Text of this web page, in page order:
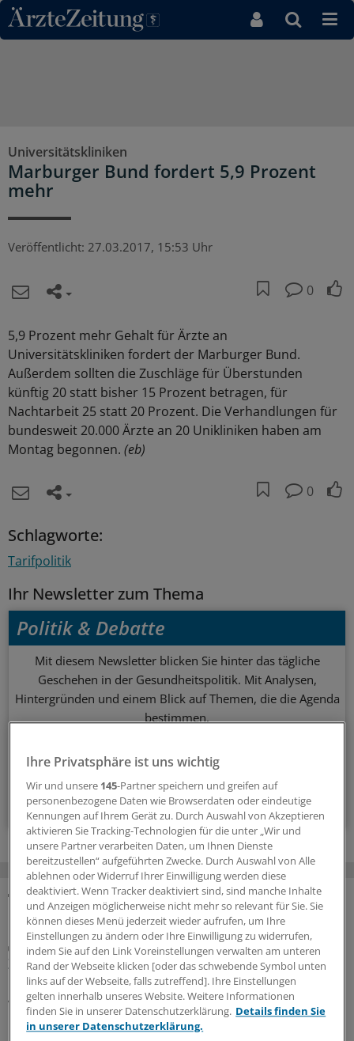
Direkt zum Inhaltsbereich
Universitätskliniken
Marburger Bund fordert 5,9 Prozent
mehr
Veröffentlicht: 27.03.2017, 15:53 Uhr
0
5,9 Prozent mehr Gehalt für Ärzte an
Universitätskliniken fordert der Marburger Bund.
Außerdem sollten die Zuschläge für Überstunden
künftig 20 statt bisher 15 Prozent betragen, für
Nachtarbeit 25 statt 20 Prozent. Die Verhandlungen für
bundesweit 20.000 Ärzte an 20 Unikliniken haben am
Montag begonnen. (eb)
0
Schlagworte:
Tarifpolitik
Ihr Newsletter zum Thema
Politik & Debatte
Mit diesem Newsletter blicken Sie hinter das tägliche
Geschehen in der Gesundheitspolitik. Mit Analysen,
Hintergründen und einem Blick auf Themen, die die Agenda
bestimmen.
14-tägig, donnerstags
Zum Abonnieren bitte anmelden
MEHR ZUM THEMA
Tarifrunde beendet
Zweistufig 5,4 Prozent mehr Geld für Ärztinnen
und Ärzte an landeseigenen Unikliniken
Vergleichsweise geräuschlos bringen der Marburger
Bund und die Tarifgemeinschaft der Länder ihre
Ihre Privatsphäre ist uns wichtig
Wir und unsere 145-Partner speichern und greifen auf
personenbezogene Daten wie Browserdaten oder eindeutige
Kennungen auf Ihrem Gerät zu. Durch Auswahl von Akzeptieren
aktivieren Sie Tracking-Technologien für die unter „Wir und
unsere Partner verarbeiten Daten, um Ihnen Dienste
bereitzustellen“ aufgeführten Zwecke. Durch Auswahl von Alle
ablehnen oder Widerruf Ihrer Einwilligung werden diese
deaktiviert. Wenn Tracker deaktiviert sind, sind manche Inhalte
und Anzeigen möglicherweise nicht mehr so relevant für Sie. Sie
können dieses Menü jederzeit wieder aufrufen, um Ihre
Einstellungen zu ändern oder Ihre Einwilligung zu widerrufen,
indem Sie auf den Link Voreinstellungen verwalten am unteren
Rand der Webseite klicken [oder das schwebende Symbol unten
links auf der Webseite, falls zutreffend]. Ihre Einstellungen
gelten innerhalb unseres Website. Weitere Informationen
finden Sie in unserer Datenschutzerklärung. Details finden Sie
in unserer Datenschutzerklärung.